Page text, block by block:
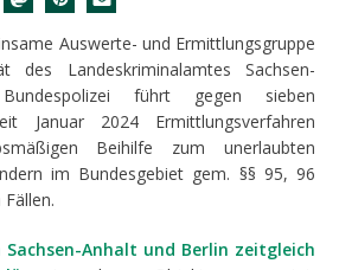
Auswerte- und Ermittlungsgruppe
des Landeskriminalamtes Sachsen-
führt gegen sieben
Januar 2024 Ermittlungsverfahren
Beihilfe zum unerlaubten
im Bundesgebiet gem. §§ 95, 96
Sachsen-Anhalt und Berlin zeitgleich